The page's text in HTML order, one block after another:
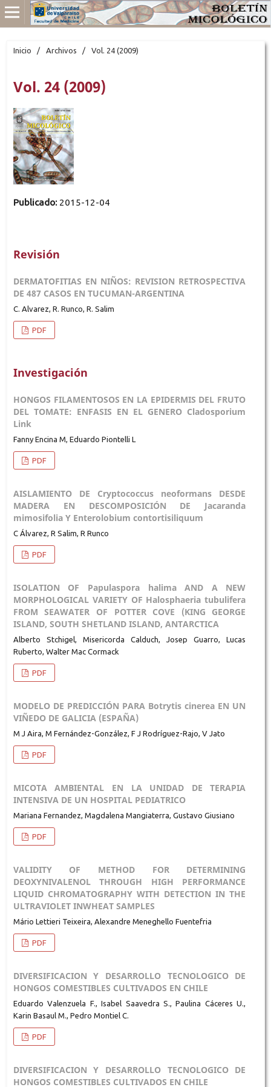
Inicio / Archivos / Vol. 24 (2009)
Vol. 24 (2009)
Publicado: 2015-12-04
Revisión
DERMATOFITIAS EN NIÑOS: REVISION RETROSPECTIVA
DE 487 CASOS EN TUCUMAN-ARGENTINA
C. Alvarez, R. Runco, R. Salim
PDF
Investigación
HONGOS FILAMENTOSOS EN LA EPIDERMIS DEL FRUTO
DEL TOMATE: ENFASIS EN EL GENERO Cladosporium
Link
Fanny Encina M, Eduardo Piontelli L
PDF
AISLAMIENTO DE Cryptococcus neoformans DESDE
MADERA EN DESCOMPOSICIÓN DE Jacaranda
mimosifolia Y Enterolobium contortisiliquum
C Álvarez, R Salim, R Runco
PDF
ISOLATION OF Papulaspora halima AND A NEW
MORPHOLOGICAL VARIETY OF Halosphaeria tubulifera
FROM SEAWATER OF POTTER COVE (KING GEORGE
ISLAND, SOUTH SHETLAND ISLAND, ANTARCTICA
Alberto Stchigel, Misericorda Calduch, Josep Guarro, Lucas
Ruberto, Walter Mac Cormack
PDF
MODELO DE PREDICCIÓN PARA Botrytis cinerea EN UN
VIÑEDO DE GALICIA (ESPAÑA)
M J Aira, M Fernández-González, F J Rodríguez-Rajo, V Jato
PDF
MICOTA AMBIENTAL EN LA UNIDAD DE TERAPIA
INTENSIVA DE UN HOSPITAL PEDIATRICO
Mariana Fernandez, Magdalena Mangiaterra, Gustavo Giusiano
PDF
VALIDITY OF METHOD FOR DETERMINING
DEOXYNIVALENOL THROUGH HIGH PERFORMANCE
LIQUID CHROMATOGRAPHY WITH DETECTION IN THE
ULTRAVIOLET INWHEAT SAMPLES
Mário Lettieri Teixeira, Alexandre Meneghello Fuentefria
PDF
DIVERSIFICACION Y DESARROLLO TECNOLOGICO DE
HONGOS COMESTIBLES CULTIVADOS EN CHILE
Eduardo Valenzuela F., Isabel Saavedra S., Paulina Cáceres U.,
Karin Basaul M., Pedro Montiel C.
PDF
DIVERSIFICACION Y DESARROLLO TECNOLOGICO DE
HONGOS COMESTIBLES CULTIVADOS EN CHILE